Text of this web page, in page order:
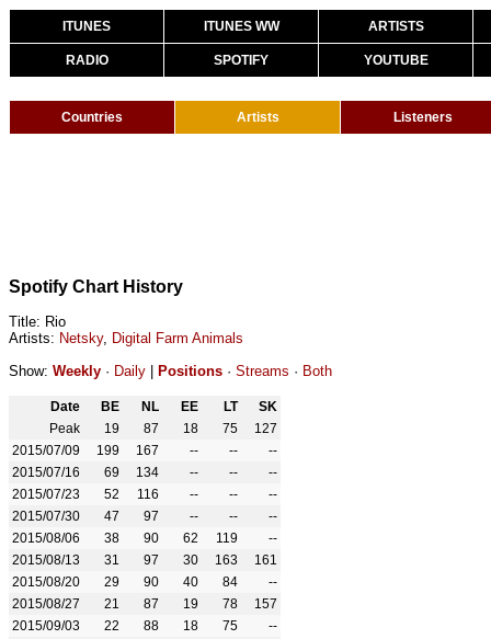
ITUNES ITUNES WW ARTISTS
RADIO SPOTIFY YOUTUBE
Countries Artists Listeners
Spotify Chart History
Title: Rio
Artists: Netsky, Digital Farm Animals
Show: Weekly · Daily Positions · Streams · Both
Date BE NL EE LT
SK
Peak
19 87 18 75
127
2015/07/09
199 167 -- --
--
2015/07/16
69 134 -- --
--
2015/07/23
52 116 -- --
--
2015/07/30
47 97 -- --
--
2015/08/06
38 90 62 119
--
2015/08/13
31 97 30 163
161
2015/08/20
29 90 40 84
--
2015/08/27
21 87 19 78
157
2015/09/03
22 88 18 75
--